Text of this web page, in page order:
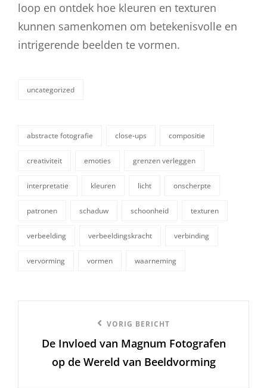
loop en ontdek hoe kleuren en texturen
kunnen samenkomen om betekenisvolle en
intrigerende beelden te vormen.
categorieën
uncategorized
abstracte fotografie close-ups compositie
creativiteit emoties grenzen verleggen
interpretatie kleuren licht onscherpte
patronen schaduw schoonheid texturen
verbeelding verbeeldingskracht verbinding
vervorming vormen waarneming
bericht
VORIG BERICHT
De Invloed van Magnum Fotografen
op de Wereld van Beeldvorming